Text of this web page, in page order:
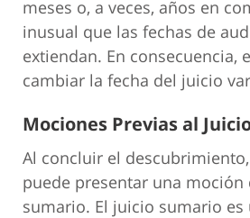
meses o, a veces, años en
inusual que las fechas de
extiendan. En consecuencia,
cambiar la fecha del juicio
Mociones Previas al
Al concluir el
puede presentar una moción
sumario. El juicio sumario